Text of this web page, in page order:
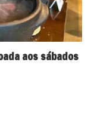
aos sábados